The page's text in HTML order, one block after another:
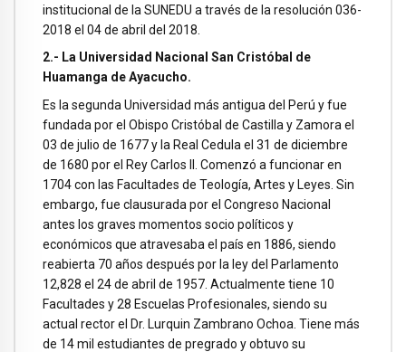
institucional de la SUNEDU a través de la resolución 036-
2018 el 04 de abril del 2018.
2.- La Universidad Nacional San Cristóbal de
Huamanga de Ayacucho.
Es la segunda Universidad más antigua del Perú y fue
fundada por el Obispo Cristóbal de Castilla y Zamora el
03 de julio de 1677 y la Real Cedula el 31 de diciembre
de 1680 por el Rey Carlos II. Comenzó a funcionar en
1704 con las Facultades de Teología, Artes y Leyes. Sin
embargo, fue clausurada por el Congreso Nacional
antes los graves momentos socio políticos y
económicos que atravesaba el país en 1886, siendo
reabierta 70 años después por la ley del Parlamento
12,828 el 24 de abril de 1957. Actualmente tiene 10
Facultades y 28 Escuelas Profesionales, siendo su
actual rector el Dr. Lurquin Zambrano Ochoa. Tiene más
de 14 mil estudiantes de pregrado y obtuvo su